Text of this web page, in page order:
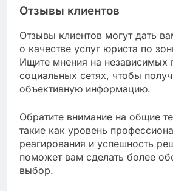
Отзывы клиентов
Отзывы клиентов могут дать
о качестве услуг юриста по
Ищите мнения на независимых
социальных сетях, чтобы
объективную информацию.
Обратите внимание на общие
такие как уровень
реагирования и успешность
поможет вам сделать более
выбор.